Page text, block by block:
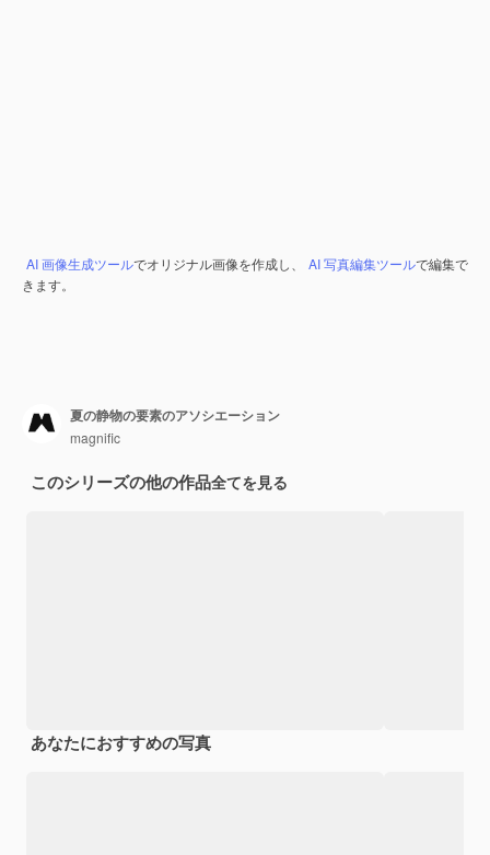
AI 画像生成ツールでオリジナル画像を作成し、 AI 写真編集ツールで編集で
きます。
夏の静物の要素のアソシエーション
magnific
このシリーズの他の作品全てを見る
あなたにおすすめの写真